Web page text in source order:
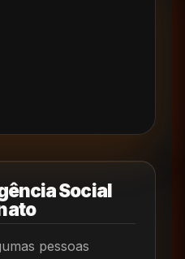
Social
pessoas